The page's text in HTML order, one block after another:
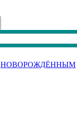
НОВОРОЖДЁННЫМ